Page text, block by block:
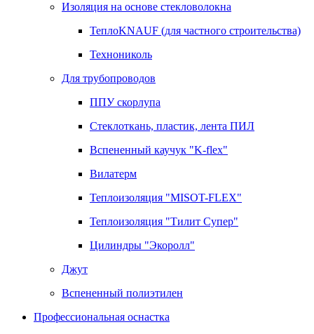
Изоляция на основе стекловолокна
ТеплоKNAUF (для частного строительства)
Технониколь
Для трубопроводов
ППУ скорлупа
Стеклоткань, пластик, лента ПИЛ
Вспененный каучук "K-flex"
Вилатерм
Теплоизоляция "MISOT-FLEX"
Теплоизоляция "Тилит Супер"
Цилиндры "Экоролл"
Джут
Вспененный полиэтилен
Профессиональная оснастка